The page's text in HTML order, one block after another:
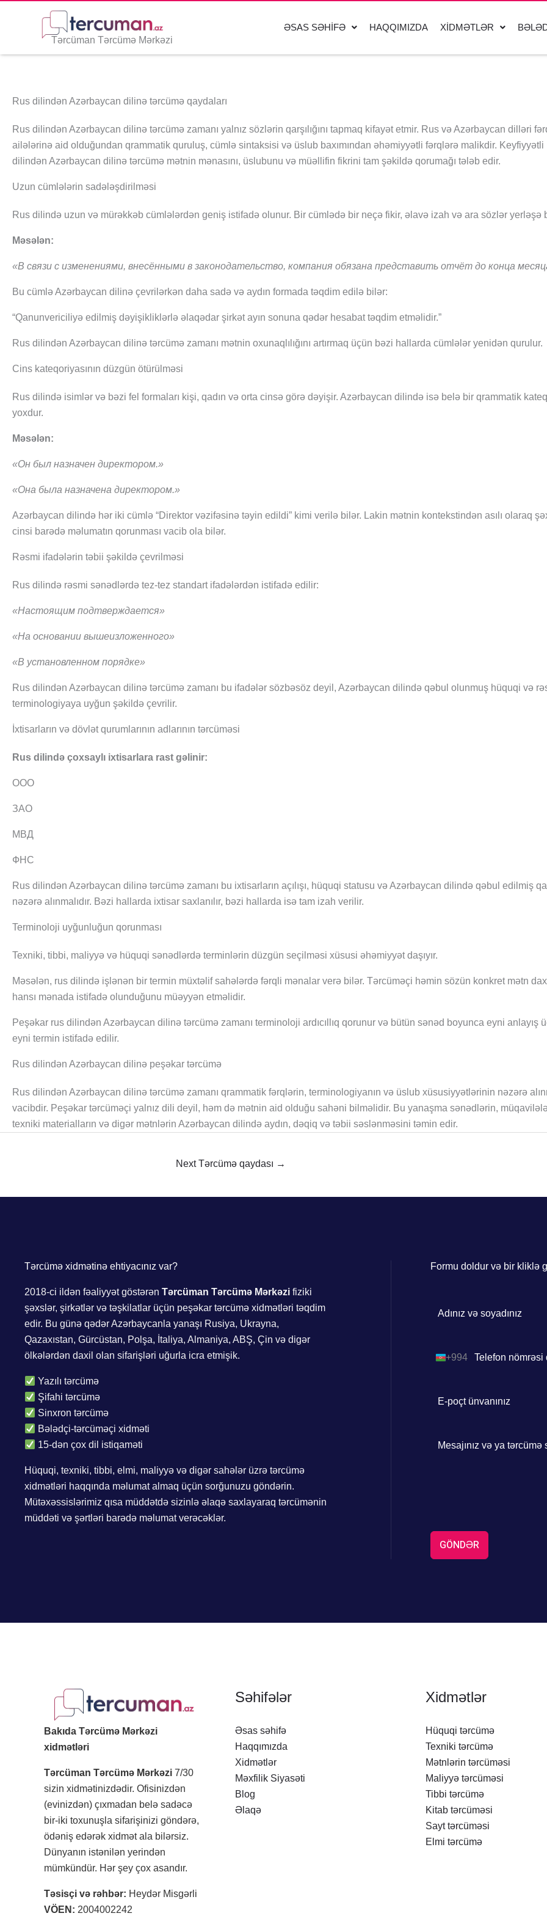
Tərcüman Tərcümə Mərkəzi
ƏSAS SƏHIFƏ HAQQIMIZDA XIDMƏTLƏR
Rus dilindən Azərbaycan dilinə tərcümə qaydaları
Rus dilindən Azərbaycan dilinə tərcümə zamanı yalnız sözlərin qarşılığını tapmaq kifayət etmir. Rus və Azərbaycan dilləri
ailələrinə aid olduğundan qrammatik quruluş, cümlə sintaksisi və üslub baxımından əhəmiyyətli fərqlərə malikdir. Keyfiyyətli
dilindən Azərbaycan dilinə tərcümə mətnin mənasını, üslubunu və müəllifin fikrini tam şəkildə qorumağı tələb edir.
Uzun cümlələrin sadələşdirilməsi
Rus dilində uzun və mürəkkəb cümlələrdən geniş istifadə olunur. Bir cümlədə bir neçə fikir, əlavə izah və ara sözlər yerləşə
Məsələn:
«В связи с изменениями, внесёнными в законодательство, компания обязана представить отчёт до конца
Bu cümlə Azərbaycan dilinə çevrilərkən daha sadə və aydın formada təqdim edilə bilər:
“Qanunvericiliyə edilmiş dəyişikliklərlə əlaqədar şirkət ayın sonuna qədər hesabat təqdim etməlidir.”
Rus dilindən Azərbaycan dilinə tərcümə zamanı mətnin oxunaqlılığını artırmaq üçün bəzi hallarda cümlələr yenidən qurulur.
Cins kateqoriyasının düzgün ötürülməsi
Rus dilində isimlər və bəzi fel formaları kişi, qadın və orta cinsə görə dəyişir. Azərbaycan dilində isə belə bir qrammatik
yoxdur.
Məsələn:
«Он был назначен директором.»
«Она была назначена директором.»
Azərbaycan dilində hər iki cümlə “Direktor vəzifəsinə təyin edildi” kimi verilə bilər. Lakin mətnin kontekstindən asılı olaraq
cinsi barədə məlumatın qorunması vacib ola bilər.
Rəsmi ifadələrin təbii şəkildə çevrilməsi
Rus dilində rəsmi sənədlərdə tez-tez standart ifadələrdən istifadə edilir:
«Настоящим подтверждается»
«На основании вышеизложенного»
«В установленном порядке»
Rus dilindən Azərbaycan dilinə tərcümə zamanı bu ifadələr sözbəsöz deyil, Azərbaycan dilində qəbul olunmuş hüquqi və
terminologiyaya uyğun şəkildə çevrilir.
İxtisarların və dövlət qurumlarının adlarının tərcüməsi
Rus dilində çoxsaylı ixtisarlara rast gəlinir:
ООО
ЗАО
МВД
ФНС
Rus dilindən Azərbaycan dilinə tərcümə zamanı bu ixtisarların açılışı, hüquqi statusu və Azərbaycan dilində qəbul edilmiş
nəzərə alınmalıdır. Bəzi hallarda ixtisar saxlanılır, bəzi hallarda isə tam izah verilir.
Terminoloji uyğunluğun qorunması
Texniki, tibbi, maliyyə və hüquqi sənədlərdə terminlərin düzgün seçilməsi xüsusi əhəmiyyət daşıyır.
Məsələn, rus dilində işlənən bir termin müxtəlif sahələrdə fərqli mənalar verə bilər. Tərcüməçi həmin sözün konkret mətn
hansı mənada istifadə olunduğunu müəyyən etməlidir.
Peşəkar rus dilindən Azərbaycan dilinə tərcümə zamanı terminoloji ardıcıllıq qorunur və bütün sənəd boyunca eyni anlayış
eyni termin istifadə edilir.
Rus dilindən Azərbaycan dilinə peşəkar tərcümə
Rus dilindən Azərbaycan dilinə tərcümə zamanı qrammatik fərqlərin, terminologiyanın və üslub xüsusiyyətlərinin nəzərə
vacibdir. Peşəkar tərcüməçi yalnız dili deyil, həm də mətnin aid olduğu sahəni bilməlidir. Bu yanaşma sənədlərin,
texniki materialların və digər mətnlərin Azərbaycan dilində aydın, dəqiq və təbii səslənməsini təmin edir.
Next Tərcümə qaydası →
Tərcümə xidmətinə ehtiyacınız var?
2018-ci ildən fəaliyyət göstərən Tərcüman Tərcümə Mərkəzi fiziki
şəxslər, şirkətlər və təşkilatlar üçün peşəkar tərcümə xidmətləri təqdim
edir. Bu günə qədər Azərbaycanla yanaşı Rusiya, Ukrayna,
Qazaxıstan, Gürcüstan, Polşa, İtaliya, Almaniya, ABŞ, Çin və digər
ölkələrdən daxil olan sifarişləri uğurla icra etmişik.
Yazılı tərcümə
Şifahi tərcümə
Sinxron tərcümə
Bələdçi-tərcüməçi xidməti
15-dən çox dil istiqaməti
Hüquqi, texniki, tibbi, elmi, maliyyə və digər sahələr üzrə tərcümə
xidmətləri haqqında məlumat almaq üçün sorğunuzu göndərin.
Mütəxəssislərimiz qısa müddətdə sizinlə əlaqə saxlayaraq tərcümənin
müddəti və şərtləri barədə məlumat verəcəklər.
Formu doldur və bir kliklə
Azerbaijan
+994
GÖNDƏR
Bakıda Tərcümə Mərkəzi
xidmətləri
Tərcüman Tərcümə Mərkəzi 7/30
sizin xidmətinizdədir. Ofisinizdən
(evinizdən) çıxmadan belə sadəcə
bir-iki toxunuşla sifarişinizi göndərə,
ödəniş edərək xidmət ala bilərsiz.
Dünyanın istənilən yerindən
mümkündür. Hər şey çox asandır.
Təsisçi və rəhbər: Heydər Misgərli
VÖEN: 2004002242
Səhifələr
Əsas səhifə
Haqqımızda
Xidmətlər
Məxfilik Siyasəti
Blog
Əlaqə
Xidmətlər
Hüquqi tərcümə
Texniki tərcümə
Mətnlərin tərcüməsi
Maliyyə tərcüməsi
Tibbi tərcümə
Kitab tərcüməsi
Sayt tərcüməsi
Elmi tərcümə